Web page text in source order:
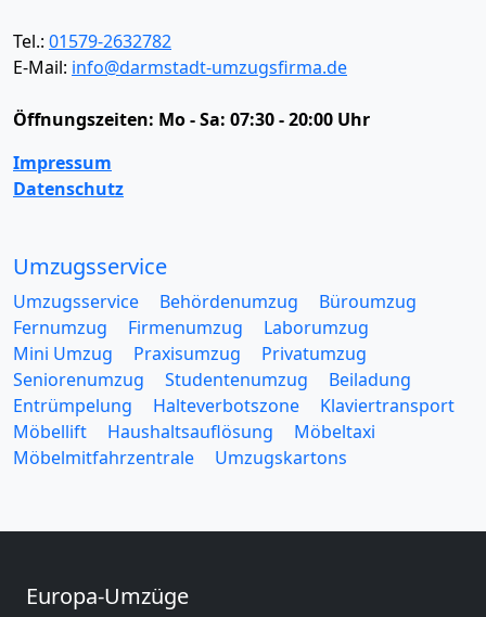
Tel.: 01579-2632782
E-Mail: info@darmstadt-umzugsfirma.de
Öffnungszeiten: Mo - Sa: 07:30 - 20:00 Uhr
Impressum
Datenschutz
Umzugsservice
Umzugsservice Behördenumzug
Büroumzug
Fernumzug
Firmenumzug
Laborumzug
Mini Umzug
Praxisumzug
Privatumzug
Seniorenumzug
Studentenumzug
Beiladung
Entrümpelung
Halteverbotszone
Klaviertransport
Möbellift
Haushaltsauflösung
Möbeltaxi
Möbelmitfahrzentrale
Umzugskartons
Europa-Umzüge